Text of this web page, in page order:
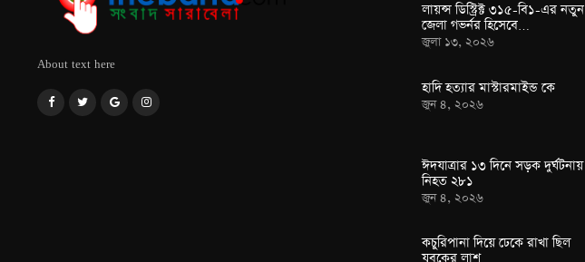
About text here
লায়ন্স ডিস্ট্রিক্ট ৩১৫-বি১-এর নতুন
জেলা গভর্নর হিসেবে…
জুলা ১৩, ২০২৬
হাদি হত্যার মাস্টারমাইন্ড কে
জুন ৪, ২০২৬
ঈদযাত্রার ১৩ দিনে সড়ক দুর্ঘটনায়
নিহত ২৮১
জুন ৪, ২০২৬
কচুরিপানা দিয়ে ঢেকে রাখা ছিল